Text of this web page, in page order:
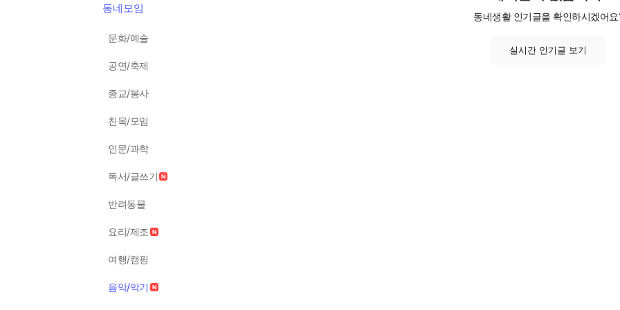
동네모임
문화/예술
공연/축제
종교/봉사
친목/모임
인문/과학
독서/글쓰기
반려동물
요리/제조
여행/캠핑
음악/악기
동네생활 인기글을 확인하시겠어요
실시간 인기글 보기